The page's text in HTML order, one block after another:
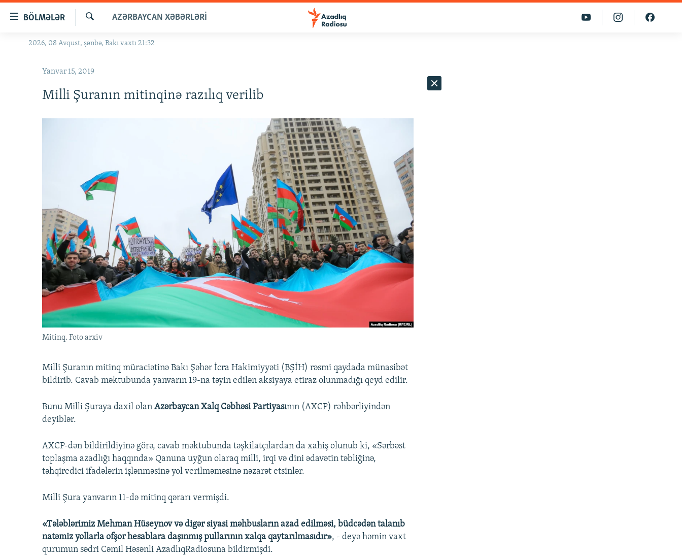
naviqasiyaya
BÖLMƏLƏR
GÜNDƏM
#ƏSLINDƏ
FƏRQƏ BAX
FOTOQALEREYA
İNFOQRAFIKA
KARIKATURA
OXU ZALI
AZƏRBAYCAN ƏDƏBIYYATI KITABXANASI
İSLAM VƏ DEMOKRATIYA
İZ - MƏDƏNIYYƏT PROQRAMI
HAQQIMIZDA
MISSIYAMIZ
PEŞƏ ETIKASI VƏ JURNALISTIKA
STANDARTLARIMIZ
MATERIALLARIMIZDAN ISTIFADƏ
AZADLIQRADIOSU MOBIL TELEFONUNUZDA
BIZIMLƏ ƏLAQƏ
Axtar
AZƏRBAYCAN XƏBƏRLƏRI
2026, 08 Avqust, şənbə, Bakı vaxtı 21:32
Yanvar 15, 2019
Milli Şuranın mitinqinə razılıq verilib
Mitinq. Foto arxiv
Milli Şuranın mitinq müraciətinə Bakı Şəhər İcra Hakimiyyəti (BŞİH) rəsmi qaydada münasibət
bildirib. Cavab məktubunda yanvarın 19-na təyin edilən aksiyaya etiraz olunmadığı qeyd edilir.
Bunu Milli Şuraya daxil olan Azərbaycan Xalq Cəbhəsi Partiyasının (AXCP) rəhbərliyindən
deyiblər.
AXCP-dən bildirildiyinə görə, cavab məktubunda təşkilatçılardan da xahiş olunub ki, «Sərbəst
toplaşma azadlığı haqqında» Qanuna uyğun olaraq milli, irqi və dini ədavətin təbliğinə,
təhqiredici ifadələrin işlənməsinə yol verilməməsinə nəzarət etsinlər.
Milli Şura yanvarın 11-də mitinq qərarı vermişdi.
«Tələblərimiz Mehman Hüseynov və digər siyasi məhbusların azad edilməsi, büdcədən talanıb
natəmiz yollarla ofşor hesablara daşınmış pullarının xalqa qaytarılmasıdır», - deyə həmin vaxt
qurumun sədri Cəmil Həsənli AzadlıqRadiosuna bildirmişdi.